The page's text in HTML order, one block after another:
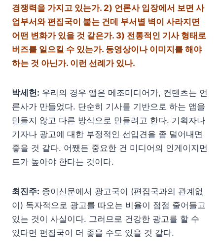
경쟁력을 가지고 있는가. 2) 언론사 입장에서 보면 사
업부서와 편집국이 붙는 건데 부서별 벽이 사라지면
어떤 변화가 있을 것 같은가. 3) 전통적인 기사 형태로
버즈를 일으킬 수 있는가. 동영상이나 이미지를 해야
하는 것 아닌가. 이런 선례가 있나.
박세헌: 우리의 경우 앱은 메조미디어가, 컨텐츠는 언
론사가 만들었다. 단순히 기사를 기반으로 하는 앱을
만들지 않고 다른 방식으로 만들려고 한다. 기획자나
기자나 광고에 대한 부정적인 선입견을 좀 덜어내면
좋을 것 같다. 어쨌든 중요한 건 미디어의 인게이지먼
트가 높아야 한다는 것이다.
최진주: 종이신문에서 광고국이 (편집국과의 관계없
이) 독자적으로 광고를 따오는 비율이 점점 줄어들고
있는 것이 사실이다. 그러므로 건강한 광고를 할 수
있다면 편집국이 더 좋을 수도 있을 것 같다.